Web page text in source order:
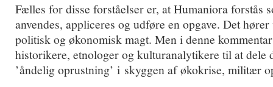
Fælles for disse forståelser er, at Humaniora forstås
anvendes, appliceres og udføre en opgave. Det
politisk og økonomisk magt. Men i denne
historikere, etnologer og kulturanalytikere til at dele
’åndelig oprustning’ i skyggen af økokrise, militær